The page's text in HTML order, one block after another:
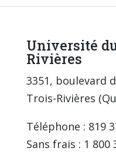
Université
Rivières
3351, boulevard
Trois-Rivières
Téléphone : 819
Sans frais : 1 800